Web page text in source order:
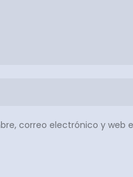
correo electrónico y web